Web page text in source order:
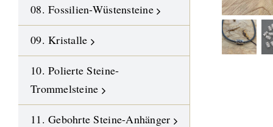
08. Fossilien-Wüstensteine
09. Kristalle
10. Polierte Steine-
Trommelsteine
11. Gebohrte Steine-Anhänger